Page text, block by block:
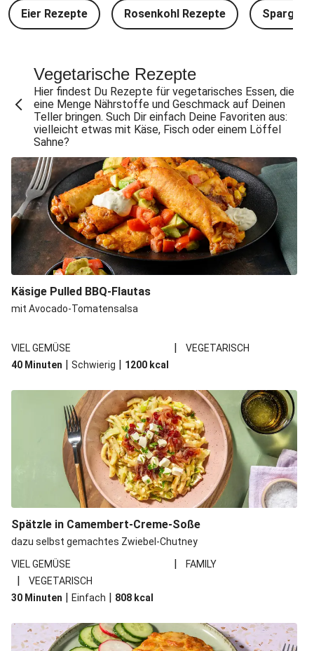
Eier Rezepte Rosenkohl Rezepte Spargel
Vegetarische Rezepte
Hier findest Du Rezepte für vegetarisches Essen, die
eine Menge Nährstoffe und Geschmack auf Deinen
Teller bringen. Such Dir einfach Deine Favoriten aus:
vielleicht etwas mit Käse, Fisch oder einem Löffel
Sahne?
Käsige Pulled BBQ-Flautas
mit Avocado-Tomatensalsa
VIEL GEMÜSE |
VEGETARISCH
40 Minuten | Schwierig | 1200 kcal
Spätzle in Camembert-Creme-Soße
dazu selbst gemachtes Zwiebel-Chutney
VIEL GEMÜSE
| FAMILY
|
VEGETARISCH
30 Minuten | Einfach | 808 kcal